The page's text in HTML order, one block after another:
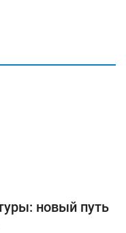
новый путь